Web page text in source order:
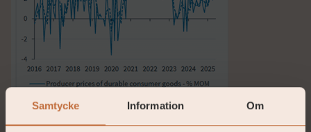
Samtycke Information Om